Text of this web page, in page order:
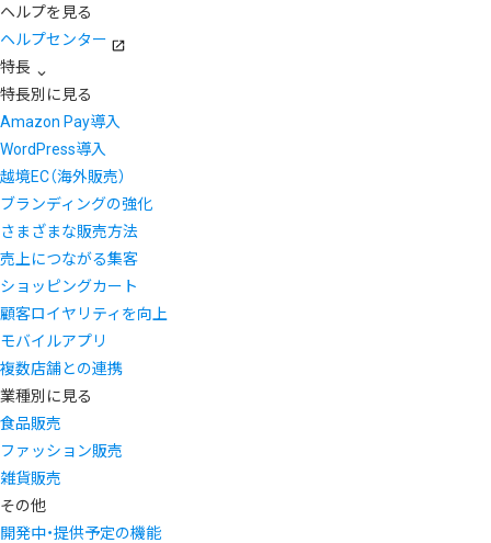
ヘルプを見る
ヘルプセンター
特長
特長別に見る
Amazon Pay導入
WordPress導入
越境EC（海外販売）
ブランディングの強化
さまざまな販売方法
売上につながる集客
ショッピングカート
顧客ロイヤリティを向上
モバイルアプリ
複数店舗との連携
業種別に見る
食品販売
ファッション販売
雑貨販売
その他
開発中・提供予定の機能